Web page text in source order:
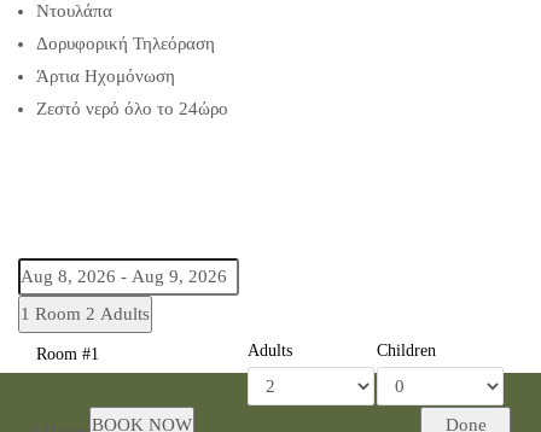
Ντουλάπα
Δορυφορική Τηλεόραση
Άρτια Ηχομόνωση
Ζεστό νερό όλο το 24ώρο
1 Room 2 Adults
Room #1 Adults Children
Done
BOOK NOW